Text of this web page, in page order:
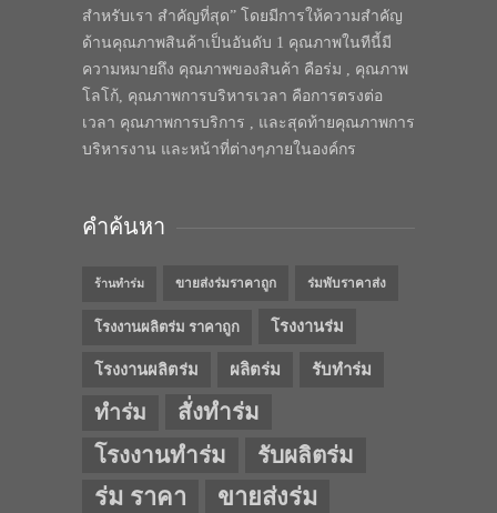
สำหรับเรา สำคัญที่สุด” โดยมีการให้ความสำคัญ
ด้านคุณภาพสินค้าเป็นอันดับ 1 คุณภาพในทีนี้มี
ความหมายถึง คุณภาพของสินค้า คือร่ม , คุณภาพ
โลโก้, คุณภาพการบริหารเวลา คือการตรงต่อ
เวลา คุณภาพการบริการ , และสุดท้ายคุณภาพการ
บริหารงาน และหน้าที่ต่างๆภายในองค์กร
คำค้นหา
ร้านทำร่ม ขายส่งร่มราคาถูก ร่มพับราคาส่ง
โรงงานผลิตร่ม ราคาถูก โรงงานร่ม
โรงงานผลิตร่ม ผลิตร่ม รับทำร่ม
ทำร่ม
สั่งทำร่ม
โรงงานทำร่ม
รับผลิตร่ม
ร่ม ราคา ขายส่งร่ม